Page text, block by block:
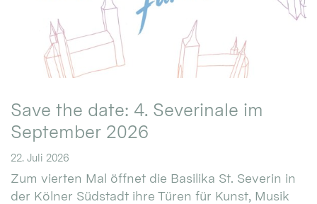
Save the date: 4. Severinale im
September 2026
22. Juli 2026
Zum vierten Mal öffnet die Basilika St. Severin in
der Kölner Südstadt ihre Türen für Kunst, Musik